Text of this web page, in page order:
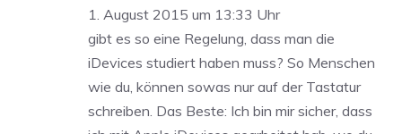
1. August 2015 um 13:33 Uhr
gibt es so eine Regelung, dass man die
iDevices studiert haben muss? So Menschen
wie du, können sowas nur auf der Tastatur
schreiben. Das Beste: Ich bin mir sicher, dass